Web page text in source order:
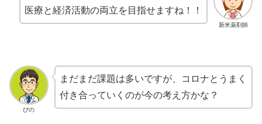
新米薬剤師
医療と経済活動の両立を目指せますね！！
ぴの
まだまだ課題は多いですが、コロナとうまく
付き合っていくのが今の考え方かな？